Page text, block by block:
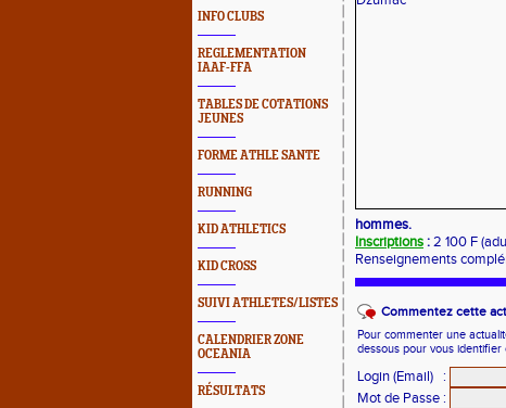
INFO CLUBS
REGLEMENTATION
IAAF-FFA
TABLES DE COTATIONS
JEUNES
FORME ATHLE SANTE
RUNNING
KID ATHLETICS
KID CROSS
SUIVI ATHLETES/LISTES
CALENDRIER ZONE
OCEANIA
RÉSULTATS
hommes.
Inscriptions:2 100 F
Renseignements
Commentez cette
Pour commenter une
dessous pour vous
Login (Email)
:
Mot de Passe :